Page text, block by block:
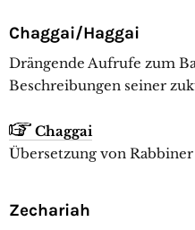
Chaggai/Haggai
Drängende Aufrufe zum
Beschreibungen seiner
Chaggai
Übersetzung von
Zechariah